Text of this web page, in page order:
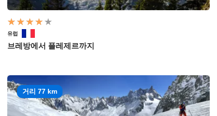
유럽
브레방에서 플레제르까지
거리 77 km